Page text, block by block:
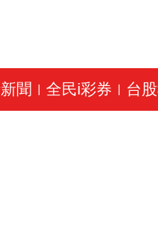
聞 全民i彩券 台